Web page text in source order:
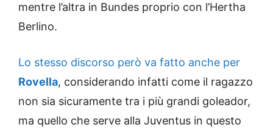
mentre l’altra in Bundes proprio con l’Hertha
Berlino.
Lo stesso discorso però va fatto anche per
Rovella, considerando infatti come il ragazzo
non sia sicuramente tra i più grandi goleador,
ma quello che serve alla Juventus in questo